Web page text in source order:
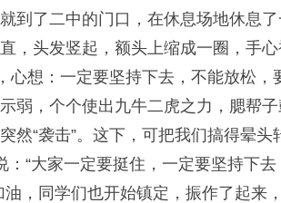
到了二中的门口，在休息场地休息
，头发竖起，额头上缩成一圈，手
想：一定要坚持下去，不能放松
，个个使出九牛二虎之力，腮帮
“袭击”。这下，可把我们搞得晕
“大家一定要挺住，一定要坚持下
，同学们也开始镇定，振作了起来